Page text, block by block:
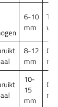
6-10
mm
Te
8-12
mm
10-
15
mm